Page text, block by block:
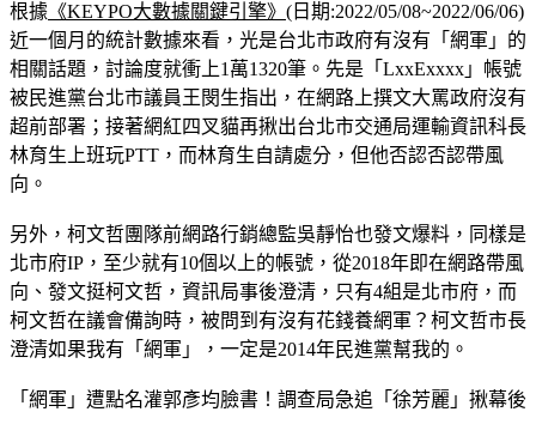
根據 《KEYPO大數據關鍵引擎》 (日期:2022/05/08~2022/06/06)
近一個月的統計數據來看，光是台北市政府有沒有「網軍」的
相關話題，討論度就衝上1萬1320筆。先是「LxxExxxx」帳號
被民進黨台北市議員王閔生指出，在網路上撰文大罵政府沒有
超前部署；接著網紅四叉貓再揪出台北市交通局運輸資訊科長
林育生上班玩PTT，而林育生自請處分，但他否認否認帶風
向。
另外，柯文哲團隊前網路行銷總監吳靜怡也發文爆料，同樣是
北市府IP，至少就有10個以上的帳號，從2018年即在網路帶風
向、發文挺柯文哲，資訊局事後澄清，只有4組是北市府，而
柯文哲在議會備詢時，被問到有沒有花錢養網軍？柯文哲市長
澄清如果我有「網軍」，一定是2014年民進黨幫我的。
「網軍」遭點名灌郭彥均臉書！調查局急追「徐芳麗」揪幕後